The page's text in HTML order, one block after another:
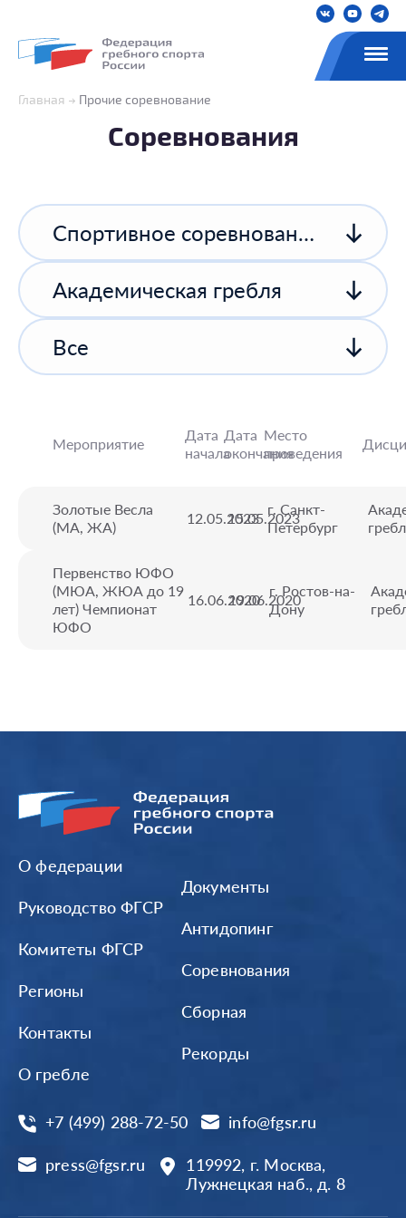
Главная Прочие соревнование
Соревнования
Спортивное соревнование спортивной организации
Академическая гребля
Все
Мероприятие
Дата
начала
Дата
окончания
Место
проведения
Золотые Весла
(МА, ЖА)
12.05.202315.05.2023
г. Санкт-
Петербург
Первенство ЮФО
(МЮА, ЖЮА до 19
лет) Чемпионат
ЮФО
16.06.202019.06.2020
г. Ростов-на-
Дону
О федерации
Руководство ФГСР
Комитеты ФГСР
Регионы
Контакты
О гребле
Документы
Антидопинг
Соревнования
Сборная
Рекорды
+7 (499) 288-72-50 info@fgsr.ru
press@fgsr.ru
119992, г. Москва,
Лужнецкая наб., д. 8